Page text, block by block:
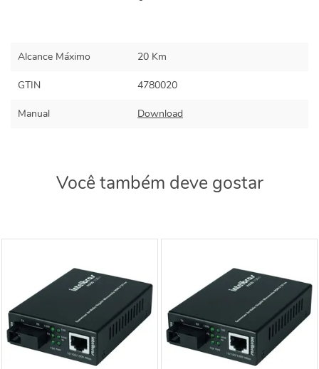
Alcance Máximo 20 Km
GTIN 4780020
Manual Download
Você também deve gostar